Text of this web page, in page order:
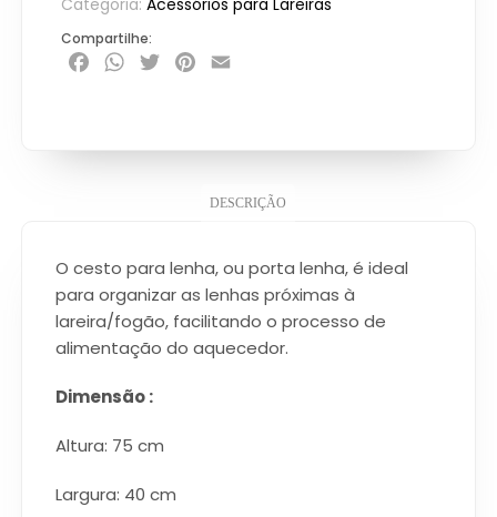
Categoria:Acessórios para Lareiras
Compartilhe:
FacebookWhatsApp
TwitterPinterest
DESCRIÇÃO
O cesto para lenha, ou porta lenha, é ideal
para organizar as lenhas próximas à
lareira/fogão, facilitando o processo de
alimentação do aquecedor.
Dimensão :
Altura: 75 cm
Largura: 40 cm